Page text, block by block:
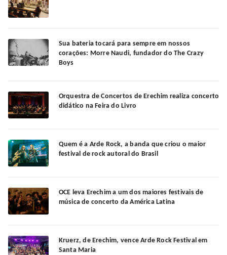
Sua bateria tocará para sempre em nossos
corações: Morre Naudi, fundador do The Crazy
Boys
Orquestra de Concertos de Erechim realiza concerto
didático na Feira do Livro
Quem é a Arde Rock, a banda que criou o maior
festival de rock autoral do Brasil
OCE leva Erechim a um dos maiores festivais de
música de concerto da América Latina
Kruerz, de Erechim, vence Arde Rock Festival em
Santa Maria